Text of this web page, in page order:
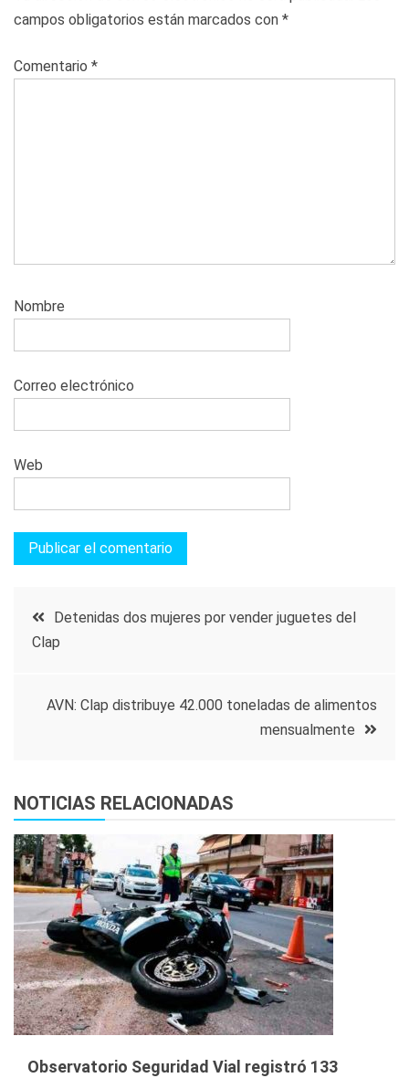
campos obligatorios están marcados con *
Comentario *
Nombre
Correo electrónico
Web
Navegación
entradas
Detenidas dos mujeres por vender juguetes del
Clap
AVN: Clap distribuye 42.000 toneladas de alimentos
mensualmente
NOTICIAS RELACIONADAS
Observatorio Seguridad Vial registró 133